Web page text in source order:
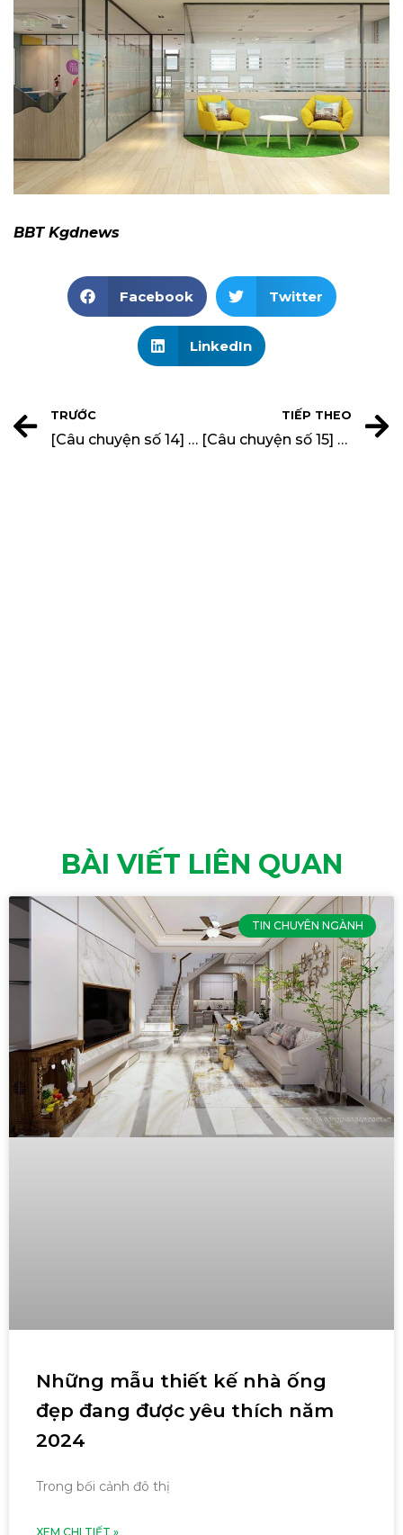
BBT Kgdnews
Facebook Twitter
LinkedIn
TRƯỚC
[Câu chuyện số 14] CÂU CHUYỆN KHÔNG GIAN ĐẸP – Anh Phan Hữu Duy (Giám đốc Xí nghiệp Thi công 7)
TIẾP THEO
[Câu chuyện số 15] CÂU CHUYỆN KHÔNG GIAN ĐẸP – Chị Nguyễn Khánh An (Kiến trúc sư nội thất xưởng TK số 3)
BÀI VIẾT LIÊN QUAN
TIN CHUYÊN NGÀNH
Những mẫu thiết kế nhà ống
đẹp đang được yêu thích năm
2024
Trong bối cảnh đô thị
XEM CHI TIẾT »